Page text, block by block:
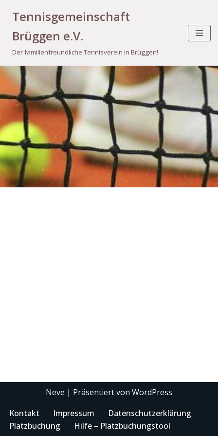
Inhalt
springen
Tennisgemeinschaft
Brüggen e.V.
Der familienfreundliche Tennisverein in Brüggen!
Neve | Präsentiert von WordPress
Kontakt
Impressum
Datenschutzerklärung
Platzbuchung
Hilfe – Platzbuchungstool